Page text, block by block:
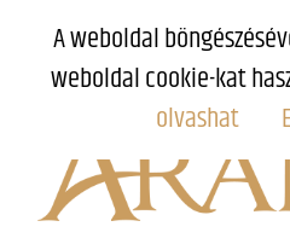
A weboldal
weboldal cookie-kat
olvashat